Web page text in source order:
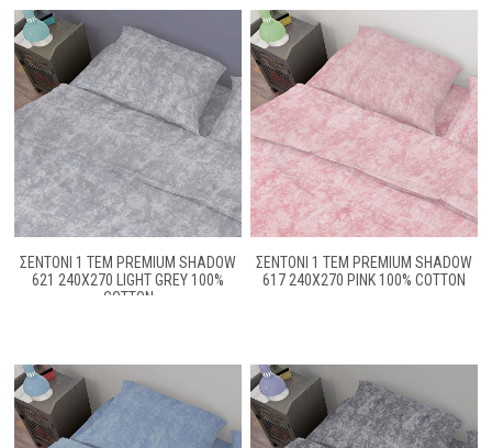
ΣΕΝΤΌΝΙ 1 ΤΕΜ PREMIUM SHADOW
621 240X270 LIGHT GREY 100%
COTTON
ΣΕΝΤΌΝΙ 1 ΤΕΜ PREMIUM SHADOW
617 240X270 PINK 100% COTTON